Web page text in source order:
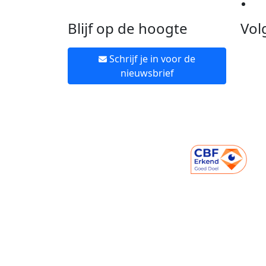
Blijf op de hoogte
Schrijf je in voor de
nieuwsbrief